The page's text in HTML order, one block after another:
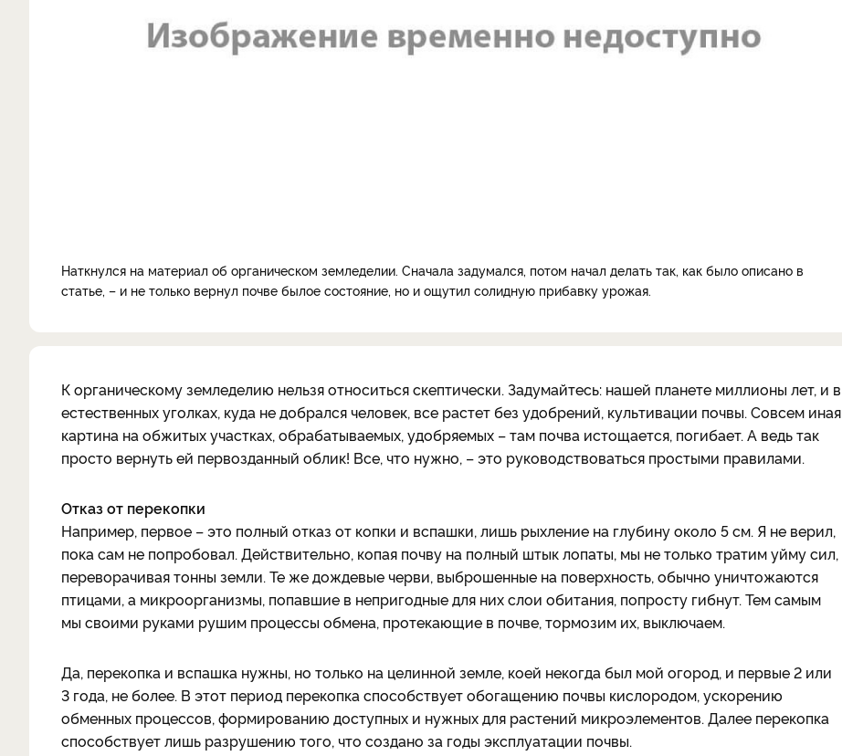
Наткнулся на материал об органическом земледелии. Сначала задумался, потом начал делать так, как было описано в
статье, – и не только вернул почве былое состояние, но и ощутил солидную прибавку урожая.
К органическому земледелию нельзя относиться скептически. Задумайтесь: нашей планете миллионы лет, и в
естественных уголках, куда не добрался человек, все растет без удобрений, культивации почвы. Совсем иная
картина на обжитых участках, обрабатываемых, удобряемых – там почва истощается, погибает. А ведь так
просто вернуть ей первозданный облик! Все, что нужно, – это руководствоваться простыми правилами.
Отказ от перекопки
Например, первое – это полный отказ от копки и вспашки, лишь рыхление на глубину около 5 см. Я не верил,
пока сам не попробовал. Действительно, копая почву на полный штык лопаты, мы не только тратим уйму сил,
переворачивая тонны земли. Те же дождевые черви, выброшенные на поверхность, обычно уничтожаются
птицами, а микроорганизмы, попавшие в непригодные для них слои обитания, попросту гибнут. Тем самым
мы своими руками рушим процессы обмена, протекающие в почве, тормозим их, выключаем.
Да, перекопка и вспашка нужны, но только на целинной земле, коей некогда был мой огород, и первые 2 или
3 года, не более. В этот период перекопка способствует обогащению почвы кислородом, ускорению
обменных процессов, формированию доступных и нужных для растений микроэлементов. Далее перекопка
способствует лишь разрушению того, что создано за годы эксплуатации почвы.